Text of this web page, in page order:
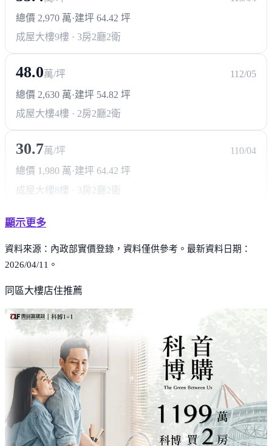
總價 2,970 萬·建坪 64.42 坪
成屋大樓9樓 · 3房2廳2衛
48.0萬/坪
112/05
總價 2,630 萬·建坪 54.82 坪
成屋大樓4樓 · 2房2廳2衛
30.7萬/坪
110/04
總價 1,980 萬 ·建坪 64.42 坪
成屋大樓8樓 · 3房2廳2衛
顯示更多
資料來源：內政部實價登錄，資料僅供參考。最新資料日期：
2026/04/11。
同區大樓店住推薦